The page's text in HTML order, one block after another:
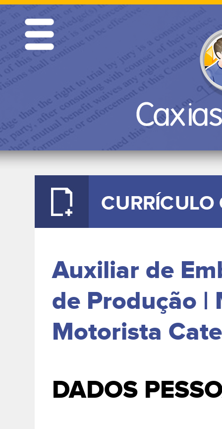
Auxiliar de
de Produção |
Motorista
DADOS